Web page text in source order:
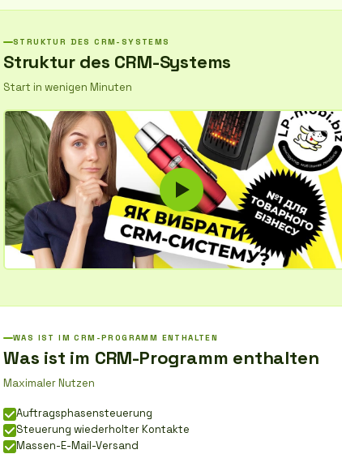
leisten und Probleme schnell zu lösen.
STRUKTUR DES CRM-SYSTEMS
Struktur des CRM-Systems
Start in wenigen Minuten
WAS IST IM CRM-PROGRAMM ENTHALTEN
Was ist im CRM-Programm enthalten
Maximaler Nutzen
Auftragsphasensteuerung
Steuerung wiederholter Kontakte
Massen-E-Mail-Versand